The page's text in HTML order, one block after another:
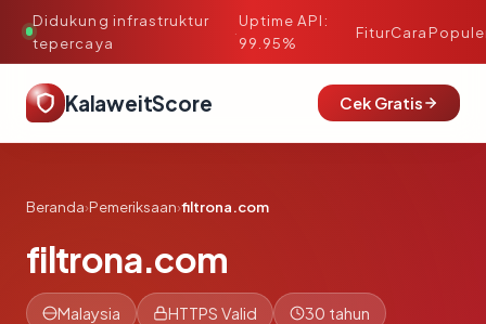
Didukung infrastruktur
tepercaya
·
Uptime API:
99.95%
FiturCara
KalaweitScore Cek Gratis
Beranda›Pemeriksaan›filtrona.com
filtrona.com
Malaysia HTTPS Valid 30 tahun